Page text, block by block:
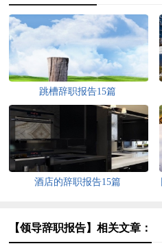
跳槽辞职报告15篇
酒店的辞职报告15篇
【领导辞职报告】相关文章：